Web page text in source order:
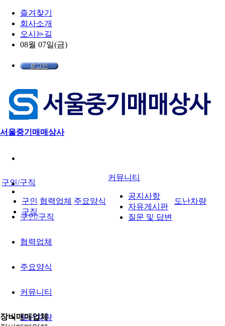
즐겨찾기
회사소개
오시는길
08월 07일(금)
로그인
서울중기매매상사
구인/구직
협력업체
주요양식
커뮤니티
도난차량
구인/구직
구인
구직
협력업체 주요양식
커뮤니티
공지사항
자유게시판
질문 및 답변
도난차량
장비매매업체